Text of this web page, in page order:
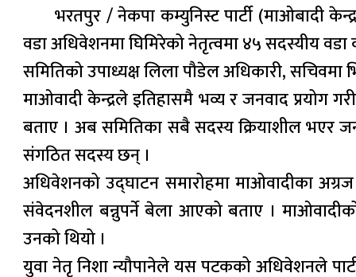
भरतपुर / नेकपा कम्युनिस्ट पार्टी (माओबादी
वडा अधिवेशनमा घिमिरेको नेतृत्वमा ४५ सदस्यीय वडा
समितिको उपाध्यक्ष लिला पौडेल अधिकारी,
माओवादी केन्द्रले इतिहासमै भव्य र जनवाद प्रयोग
बताए । अब समितिका सबै सदस्य क्रियाशील भएर
संगठित सदस्य छन् ।
अधिवेशनको उद्घाटन समारोहमा माओवादीका
संवेदनशील बन्नुपर्ने बेला आएको बताए ।
उनको थियो ।
युवा नेतृ निशा न्यौपानेले यस पटकको अधिवेशनले